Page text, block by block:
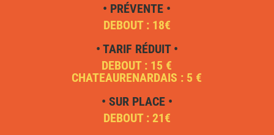
• PRÉVENTE •
DEBOUT : 18€
• TARIF RÉDUIT •
DEBOUT : 15 €
CHATEAURENARDAIS : 5 €
• SUR PLACE •
DEBOUT : 21€